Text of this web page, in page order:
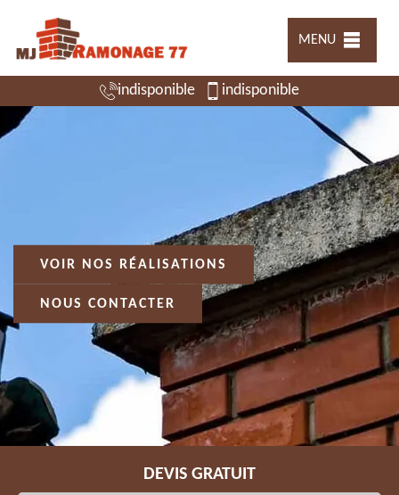
MENU
indisponible indisponible
VOIR NOS RÉALISATIONS
NOUS CONTACTER
DEVIS GRATUIT